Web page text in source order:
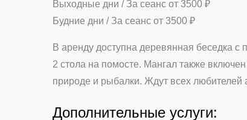
Выходные дни / За сеанс от 3500 ₽
Будние дни / За сеанс от 3500 ₽
В аренду доступна деревянная беседка
2 стола на помосте. Мангал также
природе и рыбалки. Ждут всех любителей
Дополнительные услуги: